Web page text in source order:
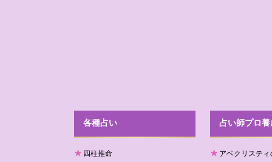
各種占い
四柱推命
占い師プロ
アベクリステ